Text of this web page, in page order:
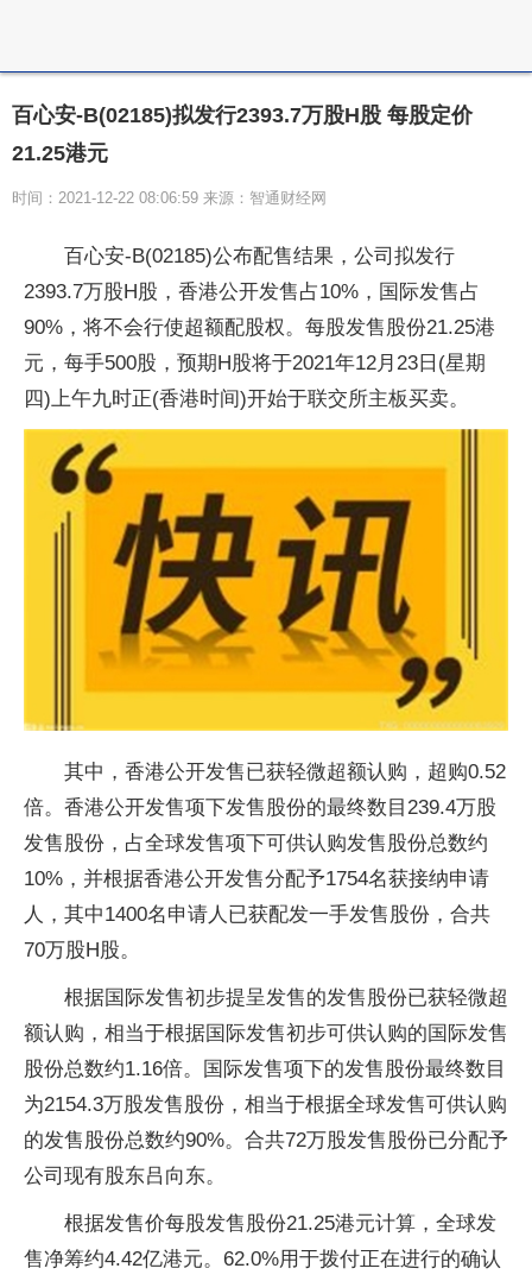
百心安-B(02185)拟发行2393.7万股H股 每股定价
21.25港元
时间：2021-12-22 08:06:59 来源：智通财经网
百心安-B(02185)公布配售结果，公司拟发行
2393.7万股H股，香港公开发售占10%，国际发售占
90%，将不会行使超额配股权。每股发售股份21.25港
元，每手500股，预期H股将于2021年12月23日(星期
四)上午九时正(香港时间)开始于联交所主板买卖。
其中，香港公开发售已获轻微超额认购，超购0.52
倍。香港公开发售项下发售股份的最终数目239.4万股
发售股份，占全球发售项下可供认购发售股份总数约
10%，并根据香港公开发售分配予1754名获接纳申请
人，其中1400名申请人已获配发一手发售股份，合共
70万股H股。
根据国际发售初步提呈发售的发售股份已获轻微超
额认购，相当于根据国际发售初步可供认购的国际发售
股份总数约1.16倍。国际发售项下的发售股份最终数目
为2154.3万股发售股份，相当于根据全球发售可供认购
的发售股份总数约90%。合共72万股发售股份已分配予
公司现有股东吕向东。
根据发售价每股发售股份21.25港元计算，全球发
售净筹约4.42亿港元。62.0%用于拨付正在进行的确认